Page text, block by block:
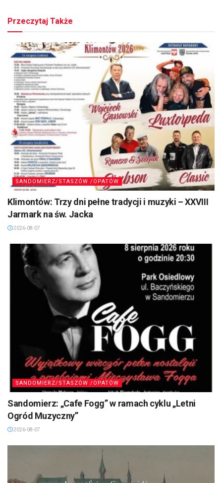
Przeczytaj Także
SANDOMIERZ/STASZÓW /OPATÓW
Klimontów: Trzy dni pełne tradycji i muzyki – XXVIII
Jarmark na św. Jacka
2026-08-07
SANDOMIERZ/STASZÓW /OPATÓW
Sandomierz: „Cafe Fogg” w ramach cyklu „Letni
Ogród Muzyczny”
2026-08-07